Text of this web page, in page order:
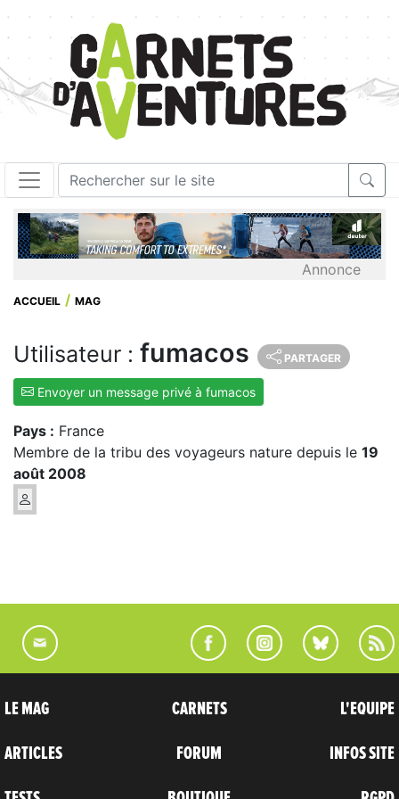
Annonce
ACCUEIL MAG
Utilisateur : fumacos PARTAGER
Envoyer un message privé à fumacos
Pays : France
Membre de la tribu des voyageurs nature depuis le 19
août 2008
LE MAG
ARTICLES
CARNETS
FORUM
L'EQUIPE
INFOS SITE